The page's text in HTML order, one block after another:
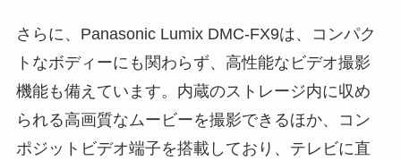
さらに、Panasonic Lumix DMC-FX9は、コンパク
トなボディーにも関わらず、高性能なビデオ撮影
機能も備えています。内蔵のストレージ内に収め
られる高画質なムービーを撮影できるほか、コン
ポジットビデオ端子を搭載しており、テレビに直